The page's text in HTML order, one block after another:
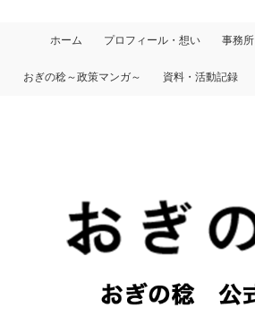
ホーム プロフィール・想い 事務所
おぎの稔～政策マンガ～ 資料・活動記録